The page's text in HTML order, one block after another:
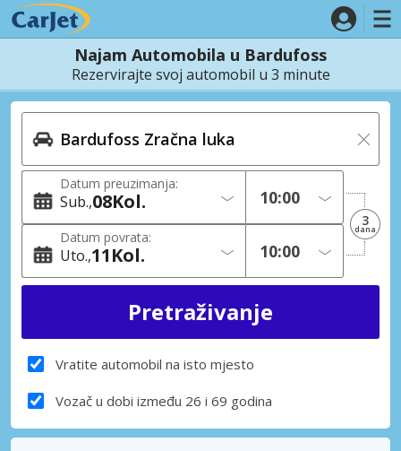
Najam Automobila u Bardufoss
Rezervirajte svoj automobil u 3 minute
Datum preuzimanja:
Sub. 08Kol.
Datum povrata:
Uto. 11Kol.
3
dana
Vratite automobil na isto mjesto
Vozač u dobi između 26 i 69 godina